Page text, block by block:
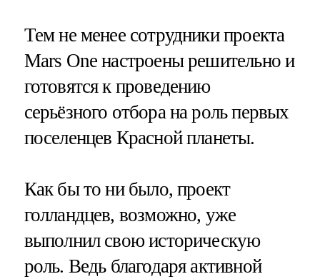
Тем не менее сотрудники проекта
Mars One настроены решительно и
готовятся к проведению
серьёзного отбора на роль первых
поселенцев Красной планеты.
Как бы то ни было, проект
голландцев, возможно, уже
выполнил свою историческую
роль. Ведь благодаря активной